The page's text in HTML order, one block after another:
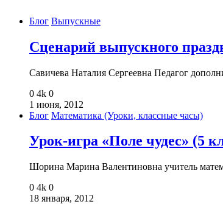
Блог Выпускные
Сценарий выпускного
Савичева Наталия Сергеевна Педагог
0 4k 0
1 июня, 2012
Блог Математика (Уроки, классные часы)
Урок-игра «Поле чудес» (5
Шорина Марина Валентиновна учитель
0 4k 0
18 января, 2012